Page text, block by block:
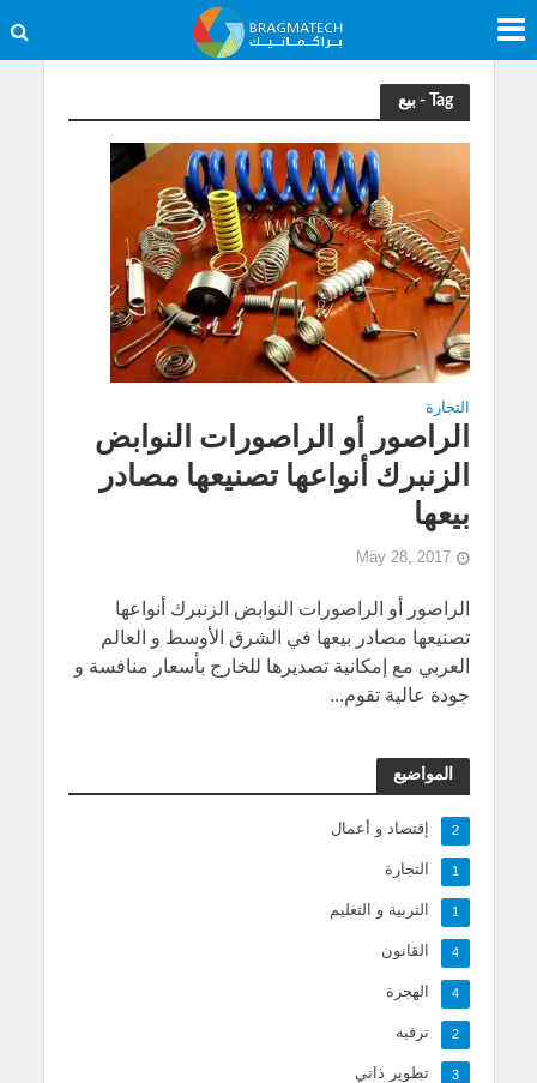
Tag - بيع
التجارة
الراصور أو الراصورات النوابض
الزنبرك أنواعها تصنيعها مصادر
بيعها
May 28, 2017
الراصور أو الراصورات النوابض الزنبرك أنواعها
تصنيعها مصادر بيعها في الشرق الأوسط و العالم
العربي مع إمكانية تصديرها للخارج بأسعار منافسة و
جودة عالية تقوم...
المواضيع
إقتصاد و أعمال 2
التجارة 1
التربية و التعليم 1
القانون 4
الهجرة 4
ترفيه 2
تطوير ذاتي 3